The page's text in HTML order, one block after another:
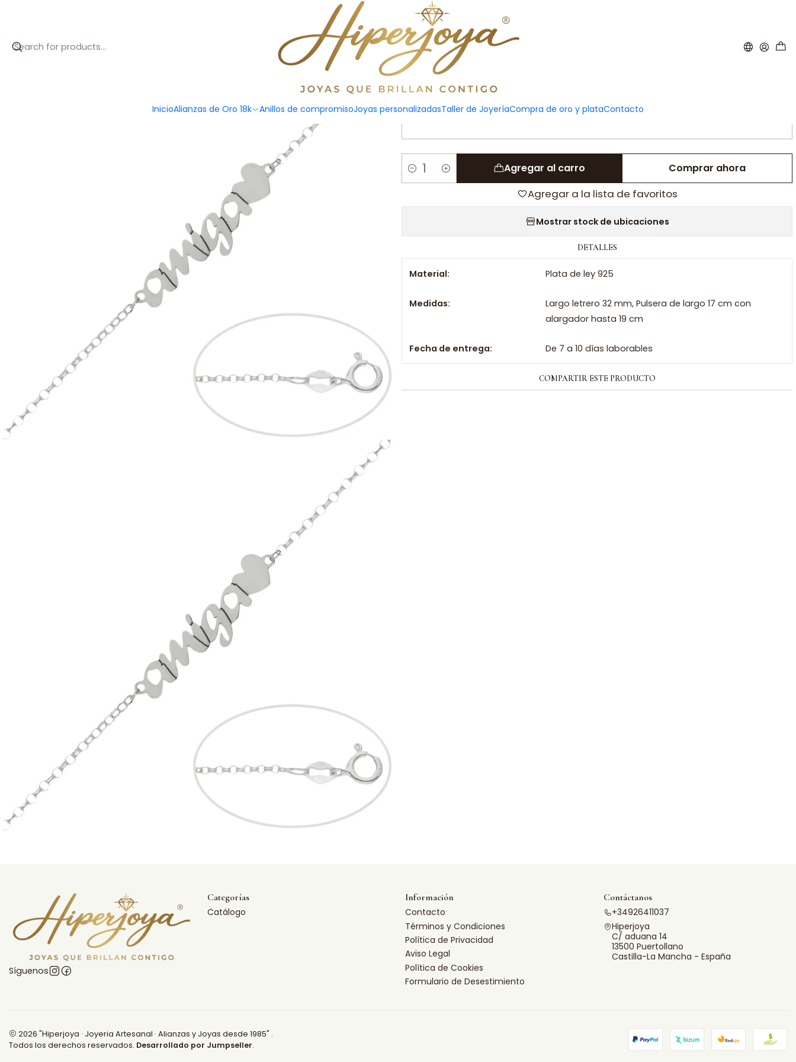
InicioAlianzas de Oro 18k Anillos de compromisoJoyas personalizadasTaller de JoyeríaCompra de oro y plataContacto
Pulsera personalizada de amiga plata
AÑADE TU PERSONALIZACIÓN:
Cantidad
Agregar al carro Comprar ahora
Agregar a la lista de favoritos
Mostrar stock de ubicaciones
DETALLES
Material: Plata de ley 925
Medidas:
Largo letrero 32 mm, Pulsera de largo 17 cm con
alargador hasta 19 cm
Fecha de entrega: De 7 a 10 días laborables
COMPARTIR ESTE PRODUCTO
Síguenos
Categorías
Catálogo
Información
Contacto
Términos y Condiciones
Política de Privacidad
Aviso Legal
Política de Cookies
Formulario de Desestimiento
Contáctanos
+34926411037
Hiperjoya
C/ aduana 14
13500 Puertollano
Castilla-La Mancha - España
2026 "Hiperjoya · Joyeria Artesanal · Alianzas y Joyas desde 1985" .
Todos los derechos reservados. Desarrollado por Jumpseller.